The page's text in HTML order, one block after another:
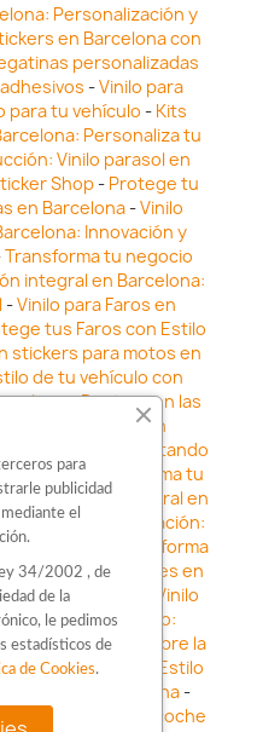
Personalización y
en Barcelona con
personalizadas
-Vinilo para
para tu vehículo - Kits
Personaliza tu
Vinilo parasol en
Shop- Protege tu
en Barcelona-Vinilo
Innovación y
Transforma tu negocio
integral en Barcelona:
-Vinilo para Faros en
tus Faros con Estilo
stickers para motos en
de tu vehículo con
-Destaca en las
para coches en
Barcelona: Resaltando
- Transforma tu
rotulación integral en
en Personalización:
Barcelona
Transforma
para coches en
con estilo: Vinilo
-Destaca con Estilo:
Barcelona -Descubre la
en Barcelona
Estilo
motos en Barcelona-
Adhesivos para coche
para
publicidad
el
34/2002 , de
de la
le pedimos
estadísticos de
de Cookies.